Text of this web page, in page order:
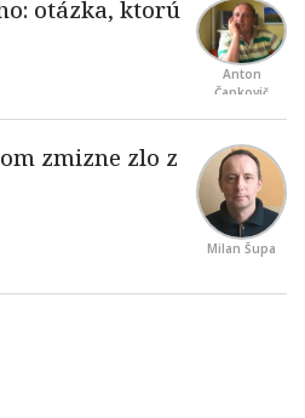
Anton
Čapkovič
Milan Šupa